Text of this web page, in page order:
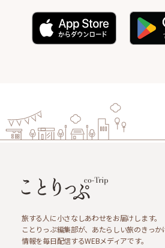
旅する人に小さなしあわせをお届けします。
ことりっぷ編集部が、あたらしい旅のきっか
情報を毎日配信するWEBメディアです。